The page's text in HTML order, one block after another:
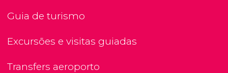
Guia de turismo
Excursões e visitas guiadas
Transfers aeroporto